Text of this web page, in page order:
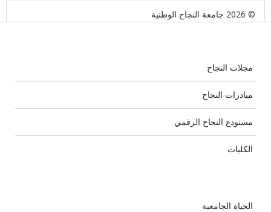
© 2026 جامعة النجاح الوطنية
مجلات النجاح
مبادرات النجاح
مستودع النجاح الرقمي
الكليات
الحياة الجامعية